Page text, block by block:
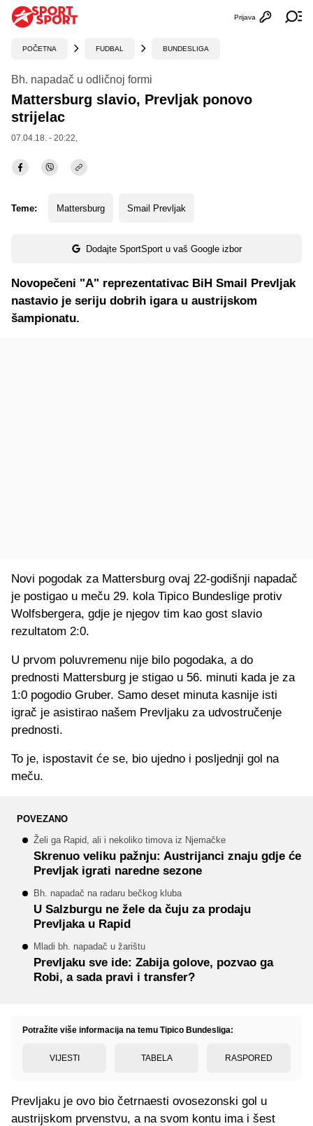
Otvori
Prijava
POČETNA FUDBAL BUNDESLIGA
Bh. napadač u odličnoj formi
Mattersburg slavio, Prevljak ponovo
strijelac
07.04.18. - 20:22,
Teme: Mattersburg Smail Prevljak
Dodajte SportSport u vaš Google izbor
Novopečeni "A" reprezentativac BiH Smail Prevljak
nastavio je seriju dobrih igara u austrijskom
šampionatu.
Novi pogodak za Mattersburg ovaj 22-godišnji napadač
je postigao u meču 29. kola Tipico Bundeslige protiv
Wolfsbergera, gdje je njegov tim kao gost slavio
rezultatom 2:0.
U prvom poluvremenu nije bilo pogodaka, a do
prednosti Mattersburg je stigao u 56. minuti kada je za
1:0 pogodio Gruber. Samo deset minuta kasnije isti
igrač je asistirao našem Prevljaku za udvostručenje
prednosti.
To je, ispostavit će se, bio ujedno i posljednji gol na
meču.
POVEZANO
Želi ga Rapid, ali i nekoliko timova iz Njemačke
Skrenuo veliku pažnju: Austrijanci znaju gdje će
Prevljak igrati naredne sezone
Bh. napadač na radaru bečkog kluba
U Salzburgu ne žele da čuju za prodaju
Prevljaka u Rapid
Mladi bh. napadač u žarištu
Prevljaku sve ide: Zabija golove, pozvao ga
Robi, a sada pravi i transfer?
Potražite više informacija na temu Tipico Bundesliga:
VIJESTI TABELA RASPORED
Prevljaku je ovo bio četrnaesti ovosezonski gol u
austrijskom prvenstvu, a na svom kontu ima i šest